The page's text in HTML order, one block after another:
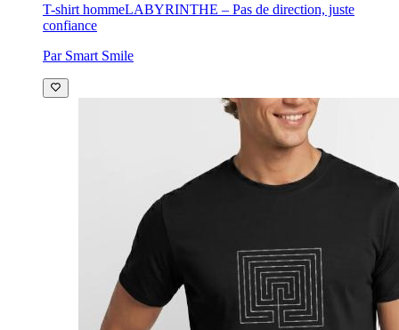
T-shirt hommeLABYRINTHE – Pas de direction, juste
confiance
Par Smart Smile